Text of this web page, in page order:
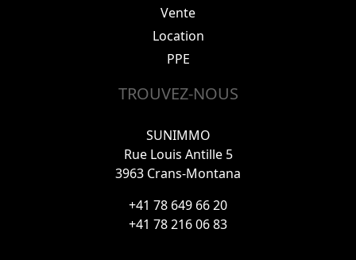
Vente
Location
PPE
TROUVEZ-NOUS
SUNIMMO
Rue Louis Antille 5
3963 Crans-Montana
+41 78 649 66 20
+41 78 216 06 83